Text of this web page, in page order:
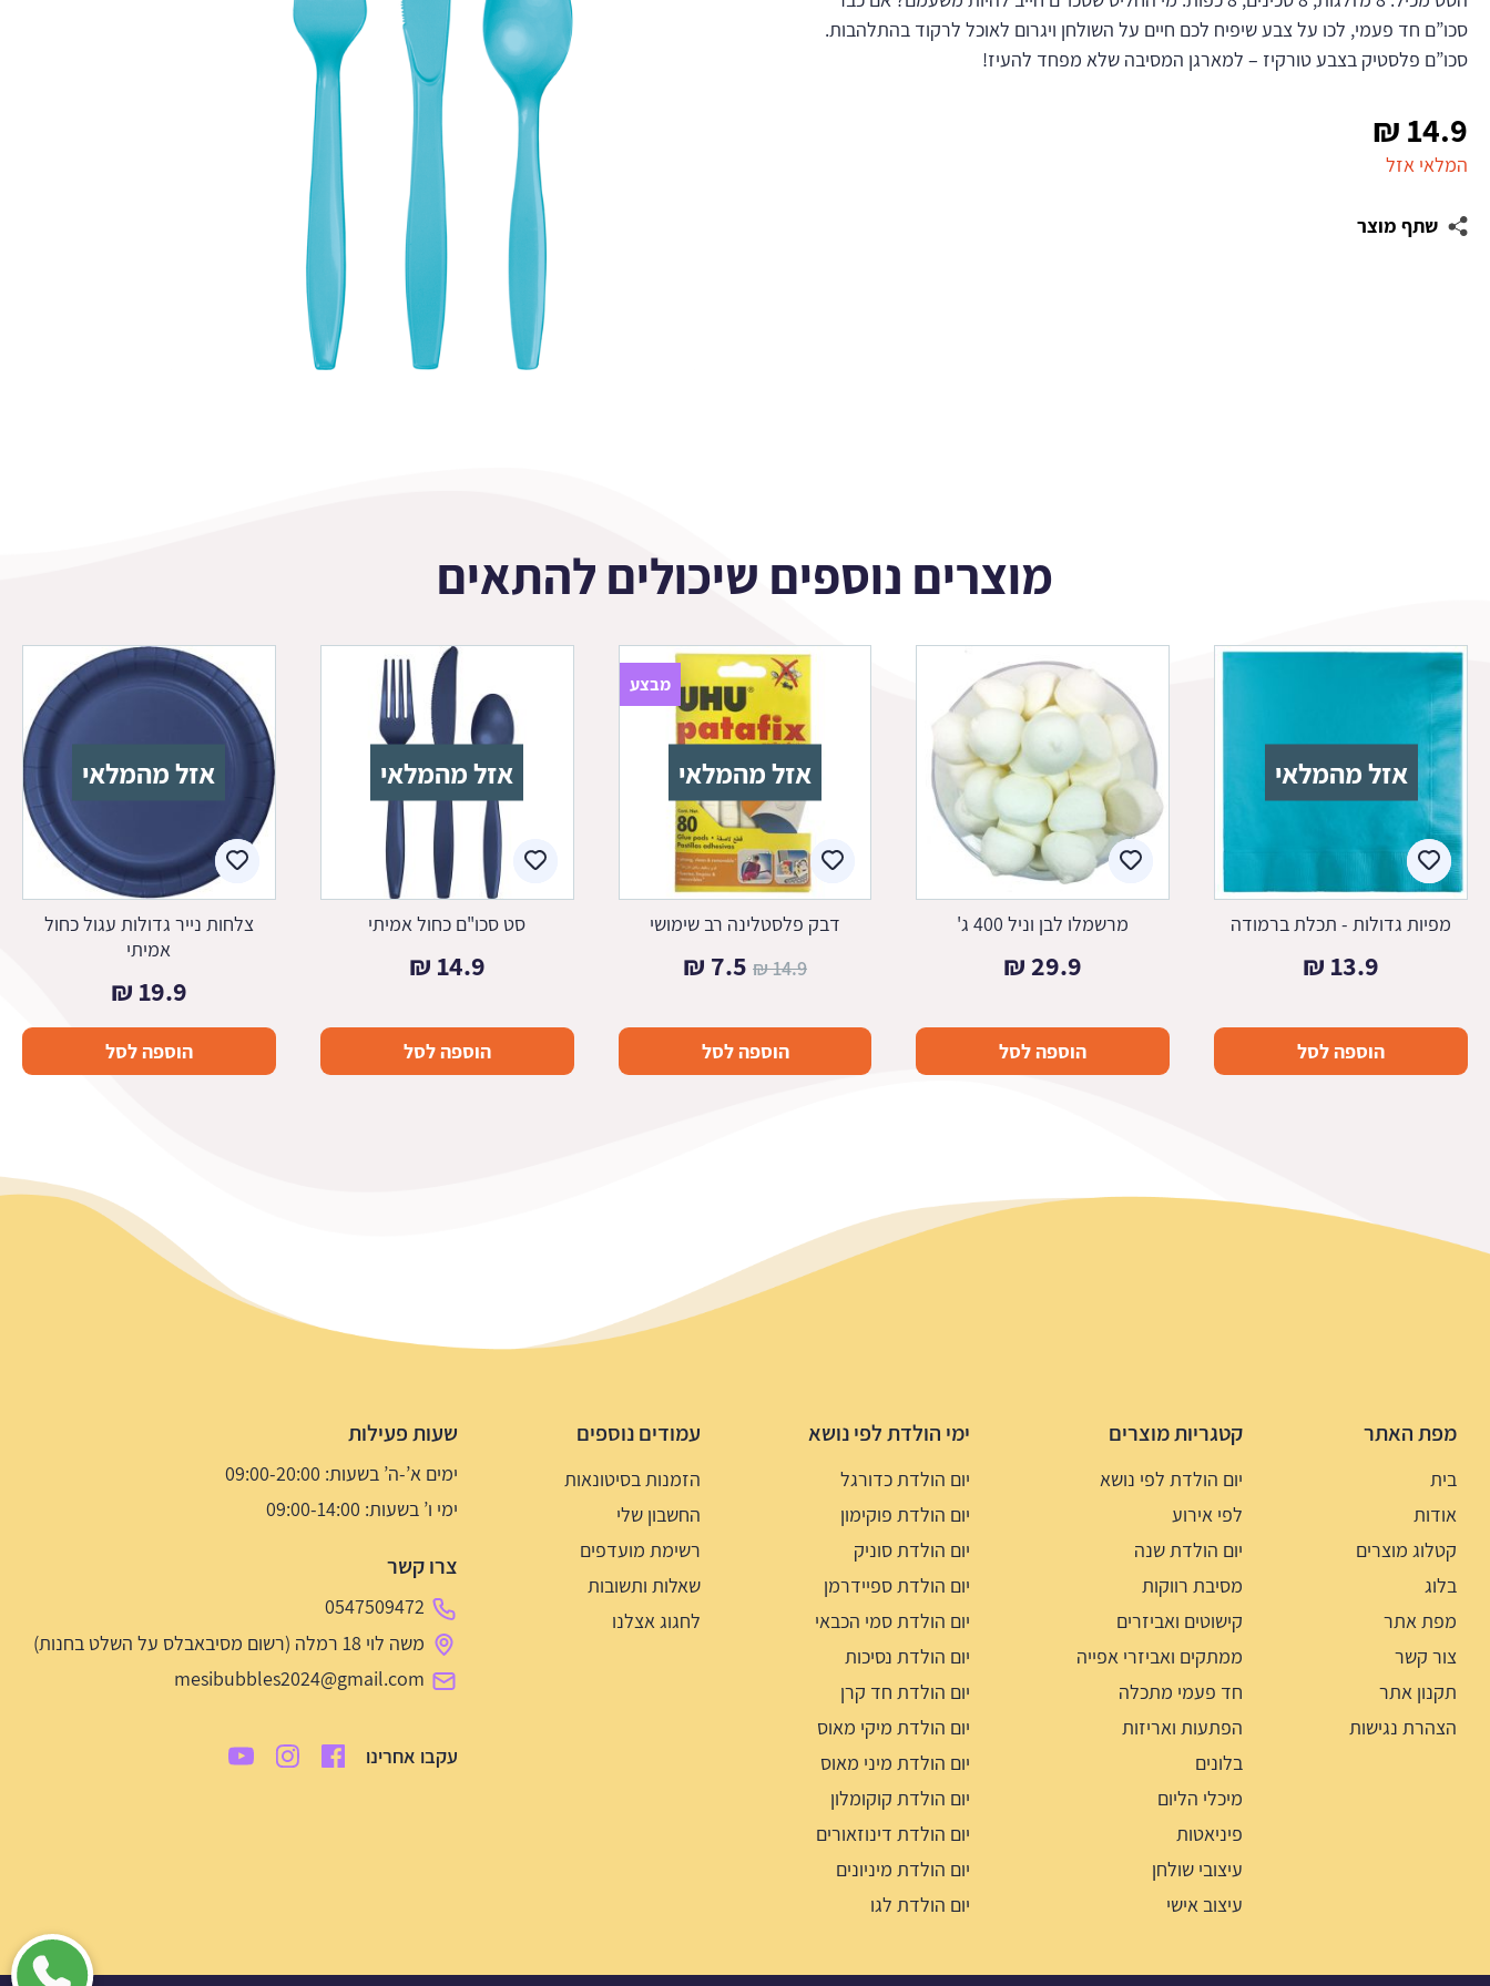
סכו”ם חד פעמי, לכו על צבע שיפיח לכם חיים על השולחן ויגרום לאוכל לרקוד בהתלהבות.
סכו”ם פלסטיק בצבע טורקיז – למארגן המסיבה שלא מפחד להעיז!
14.9
₪
המלאי אזל
שתף מוצר
מוצרים נוספים שיכולים להתאים
אזל מהמלאי
מפיות גדולות - תכלת ברמודה
13.9
₪
הוספה לסל
מרשמלו לבן וניל 400 ג'
29.9
₪
הוספה לסל
אזל מהמלאי
מבצע
דבק פלסטלינה רב שימושי
14.9
₪ המחיר
היה:
14.9 ₪.
7.5
₪
הוא:
7.5 ₪.
הוספה לסל
אזל מהמלאי
סט סכו"ם כחול אמיתי
14.9
₪
הוספה לסל
אזל מהמלאי
צלחות נייר גדולות עגול כחול
אמיתי
19.9
₪
הוספה לסל
מפת האתר
בית
אודות
קטלוג מוצרים
בלוג
מפת אתר
צור קשר
תקנון אתר
הצהרת נגישות
קטגריות מוצרים
יום הולדת לפי נושא
לפי אירוע
יום הולדת שנה
מסיבת רווקות
קישוטים ואביזרים
ממתקים ואביזרי אפייה
חד פעמי מתכלה
הפתעות ואריזות
בלונים
מיכלי הליום
פיניאטות
עיצובי שולחן
עיצוב אישי
ימי הולדת לפי נושא
יום הולדת כדורגל
יום הולדת פוקימון
יום הולדת סוניק
יום הולדת ספיידרמן
יום הולדת סמי הכבאי
יום הולדת נסיכות
יום הולדת חד קרן
יום הולדת מיקי מאוס
יום הולדת מיני מאוס
יום הולדת קוקומלון
יום הולדת דינוזאורים
יום הולדת מיניונים
יום הולדת לגו
עמודים נוספים
הזמנות בסיטונאות
החשבון שלי
רשימת מועדפים
שאלות ותשובות
לחגוג אצלנו
שעות פעילות
ימים א’-ה’ בשעות: 09:00-20:00
ימי ו’ בשעות: 09:00-14:00
צרו קשר
0547509472
משה לוי 18 רמלה (רשום מסיבאבלס על השלט בחנות)
mesibubbles2024@gmail.com
עקבו אחרינו